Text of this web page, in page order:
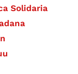
Solidaria